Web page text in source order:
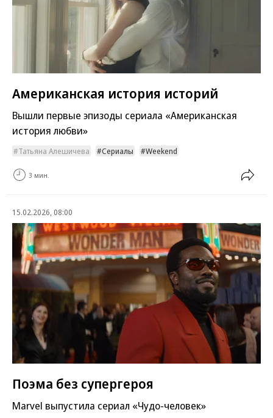
Американская история историй
Вышли первые эпизоды сериала «Американская
история любви»
Татьяна Алешичева Сериалы Weekend
3 мин.
15.02.2026, 08:00
Поэма без супергероя
Marvel выпустила сериал «Чудо-человек»